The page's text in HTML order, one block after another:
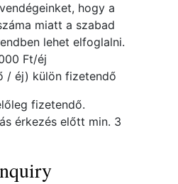
hogy a
miatt a szabad
lehet elfoglalni.
Ft/éj
/ éj) külön fizetendő
fizetendő.
érkezés előtt min. 3